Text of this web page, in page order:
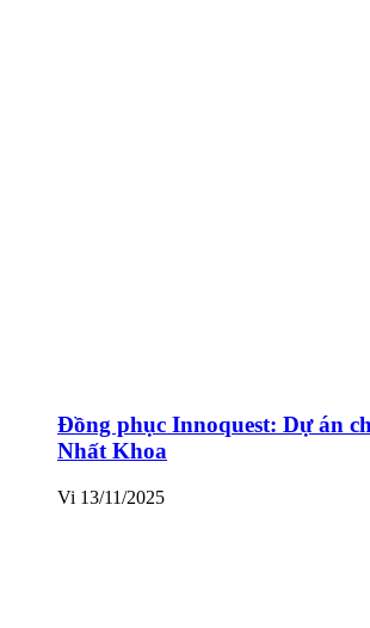
Đồng phục Innoquest: Dự án
Nhất Khoa
Vi 13/11/2025